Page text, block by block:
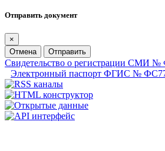
Отправить документ
×
Отмена
Отправить
Свидетельство о регистрации СМИ №
Электронный паспорт ФГИС №